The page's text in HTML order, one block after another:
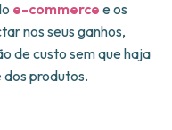
e-commerce e os
nos seus ganhos,
de custo sem que haja
produtos.